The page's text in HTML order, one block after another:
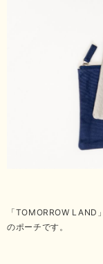
「TOMORROW
のポーチです。